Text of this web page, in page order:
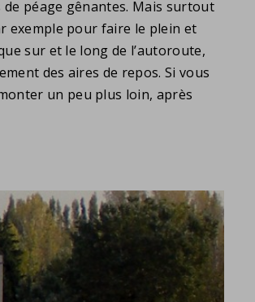
péage gênantes. Mais surtout
exemple pour faire le plein et
sur et le long de l’autoroute,
des aires de repos. Si vous
un peu plus loin, après